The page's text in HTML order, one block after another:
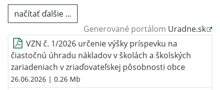
načítať ďalšie ...
Generované portálom Uradne.sk
VZN č. 1/2026 určenie výšky príspevku na
čiastočnú úhradu nákladov v školách a školských
zariadeniach v zriaďovateľskej pôsobnosti obce
26.06.2026 | 0.26 Mb